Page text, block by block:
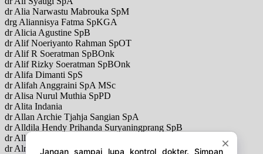
dr Alia Narwastu Mabrouka SpM
drg Aliannisya Fatma SpKGA
dr Alicia Agustine SpB
dr Alif Noeriyanto Rahman SpOT
dr Alif R Soeratman SpBOnk
dr Alif Rizky Soeratman SpBOnk
dr Alifa Dimanti SpS
dr Alifah Anggraini SpA MSc
dr Alisa Nurul Muthia SpPD
dr Alita Indania
dr Allan Archie Tjahja Sangian SpA
dr Alldila Hendy Prihanda Suryaningprang SpB
dr Allen Widysanto SpP
dr Almubdi Jaya SpM